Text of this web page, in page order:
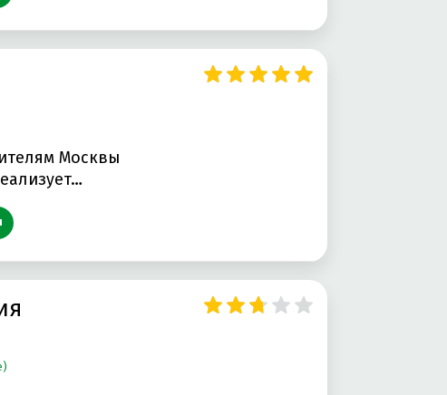
Москвы
Компания реализует…